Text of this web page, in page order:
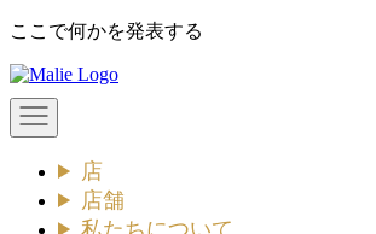
コ
テ
ン
ツ
ここで何かを発表する
Malie
メ
ニ
店
店舗
私たちについて